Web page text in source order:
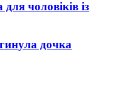
чоловіків із
дочка